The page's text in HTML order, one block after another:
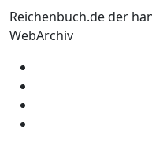
Reichenbuch.de der
WebArchiv